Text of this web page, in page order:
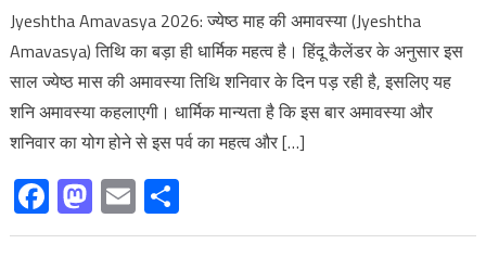
Jyeshtha Amavasya 2026: ज्येष्ठ माह की अमावस्या (Jyeshtha
Amavasya) तिथि का बड़ा ही धार्मिक महत्व है। हिंदू कैलेंडर के अनुसार इस
साल ज्येष्ठ मास की अमावस्या तिथि शनिवार के दिन पड़ रही है, इसलिए यह
शनि अमावस्या कहलाएगी। धार्मिक मान्यता है कि इस बार अमावस्या और
शनिवार का योग होने से इस पर्व का महत्व और […]
Facebook
Mastodon
EmailShare